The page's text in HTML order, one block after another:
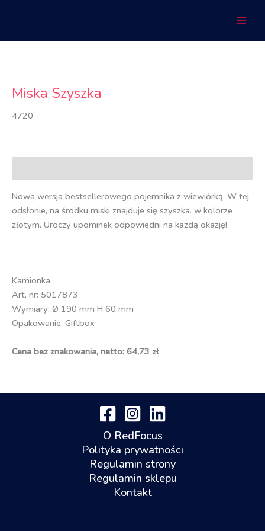
Miska Szyszka
4720
Nowa wersja bestsellerowego pojemnika z wiewiórką. W tej
odsłonie, na środku miski znajduje się szyszka. w kolorze
złotym. Uroczy upominek odpowiedni na każdą okazję!
Kamionka.
Art. nr: 5017873
Wymiary: Ø 190 mm H 60 mm
Opakowanie: Giftbox
Cena bez znakowania, netto: 64,73 zł
O RedFocus
Polityka prywatności
Regulamin strony
Regulamin sklepu
Kontakt